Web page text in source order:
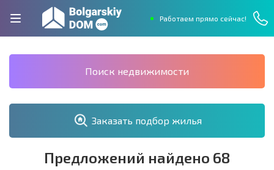
Работаем прямо сейчас!
Поиск недвижимости
Заказать подбор жилья
Предложений найдено 68